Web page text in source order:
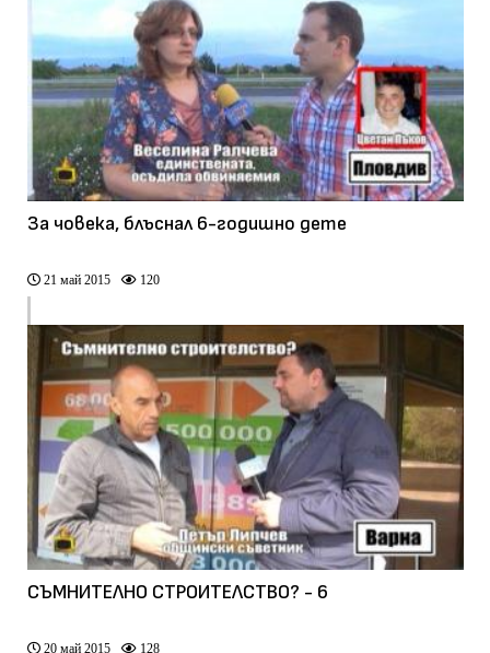
За човека, блъснал 6-годишно дете
21 май 2015 120
СЪМНИТЕЛНО СТРОИТЕЛСТВО? - 6
20 май 2015 128